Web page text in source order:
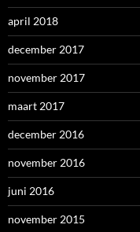
april 2018
december 2017
november 2017
maart 2017
december 2016
november 2016
juni 2016
november 2015